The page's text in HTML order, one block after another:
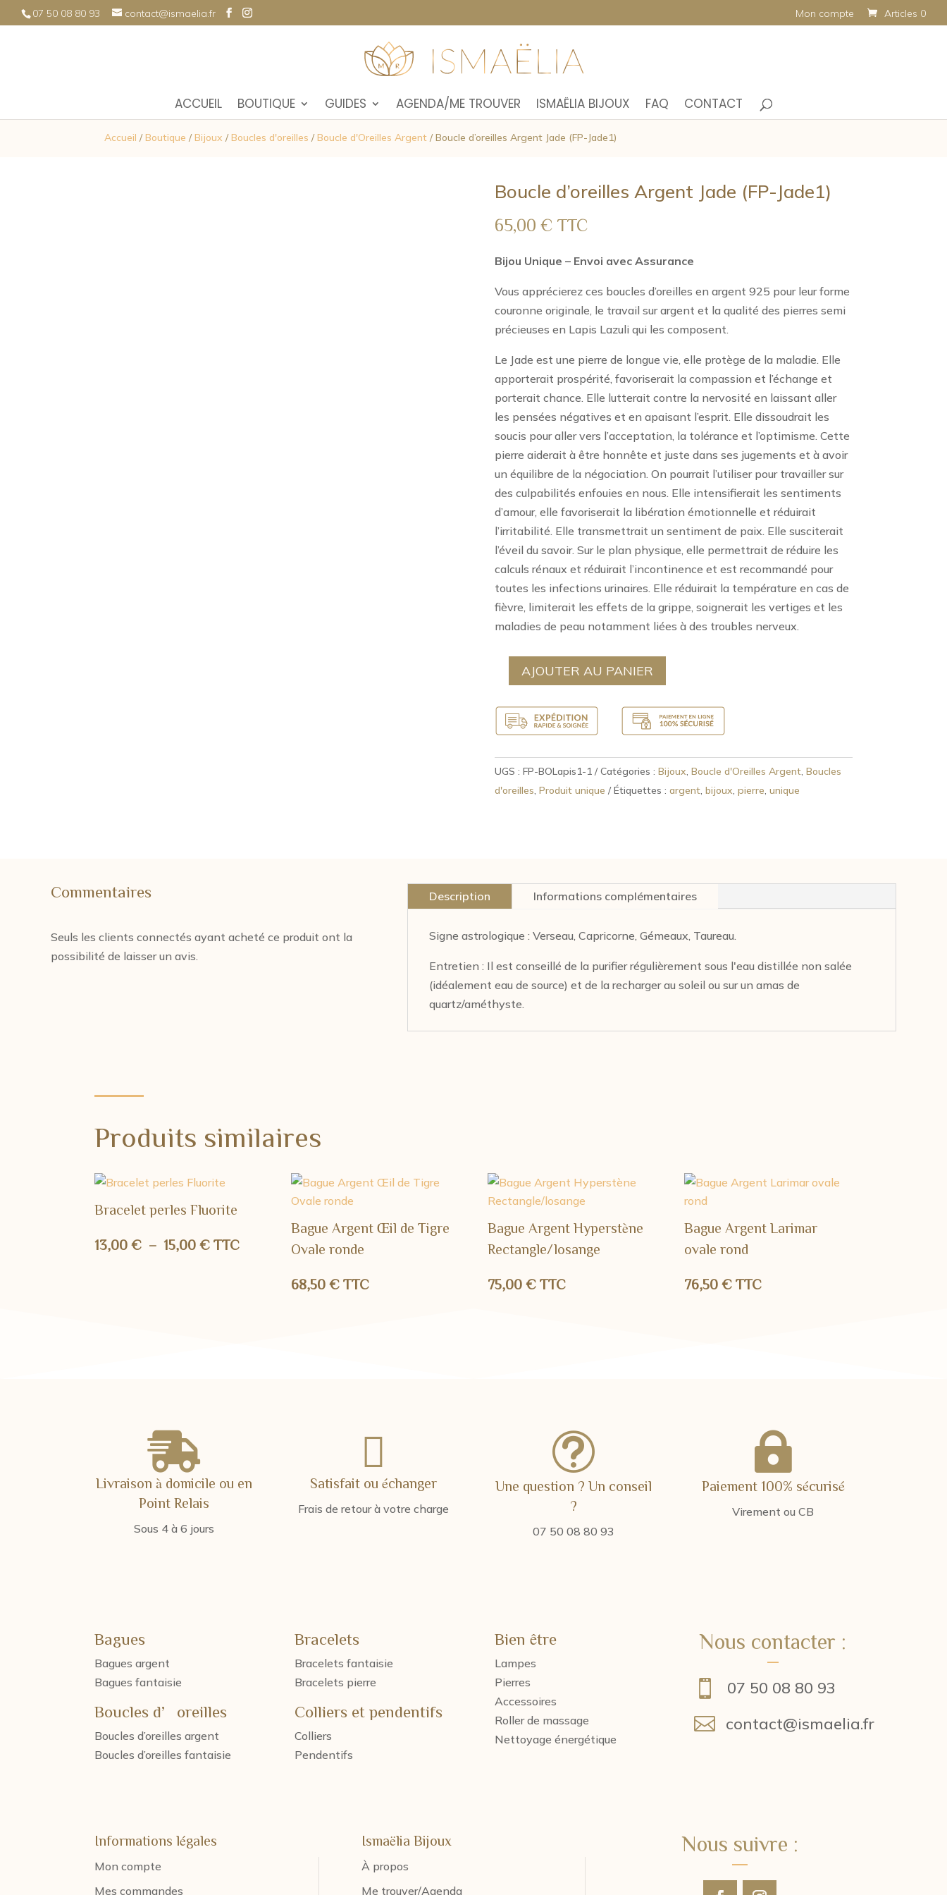
07 50 08 80 93 contact@ismaelia.fr Mon compte Articles 0
ACCUEIL BOUTIQUE GUIDES AGENDA/ME TROUVER ISMAËLIA BIJOUX FAQ CONTACT
Accueil /Boutique /Bijoux /Boucles d'oreilles /Boucle d'Oreilles Argent/ Boucle d’oreilles Argent Jade (FP-Jade1)
Boucle d’oreilles Argent Jade (FP-Jade1)
65,00 € TTC
Bijou Unique – Envoi avec Assurance
Vous apprécierez ces boucles d’oreilles en argent 925 pour leur forme
couronne originale, le travail sur argent et la qualité des pierres semi
précieuses en Lapis Lazuli qui les composent.
Le Jade est une pierre de longue vie, elle protège de la maladie. Elle
apporterait prospérité, favoriserait la compassion et l’échange et
porterait chance. Elle lutterait contre la nervosité en laissant aller
les pensées négatives et en apaisant l’esprit. Elle dissoudrait les
soucis pour aller vers l’acceptation, la tolérance et l’optimisme. Cette
pierre aiderait à être honnête et juste dans ses jugements et à avoir
un équilibre de la négociation. On pourrait l’utiliser pour travailler sur
des culpabilités enfouies en nous. Elle intensifierait les sentiments
d’amour, elle favoriserait la libération émotionnelle et réduirait
l’irritabilité. Elle transmettrait un sentiment de paix. Elle susciterait
l’éveil du savoir. Sur le plan physique, elle permettrait de réduire les
calculs rénaux et réduirait l’incontinence et est recommandé pour
toutes les infections urinaires. Elle réduirait la température en cas de
fièvre, limiterait les effets de la grippe, soignerait les vertiges et les
maladies de peau notamment liées à des troubles nerveux.
quantité
Boucle
d'oreilles
Argent
Jade
(FP-
AJOUTER AU PANIER
UGS : FP-BOLapis1-1 Catégories : Bijoux, Boucle d'Oreilles Argent, Boucles
d'oreilles, Produit unique Étiquettes : argent, bijoux, pierre, unique
Commentaires
Seuls les clients connectés ayant acheté ce produit ont la
possibilité de laisser un avis.
Description Informations complémentaires
Signe astrologique : Verseau, Capricorne, Gémeaux, Taureau.
Entretien : Il est conseillé de la purifier régulièrement sous l'eau distillée non salée
(idéalement eau de source) et de la recharger au soleil ou sur un amas de
quartz/améthyste.
Produits similaires
Bracelet perles Fluorite
13,00€ – 15,00€Plage
TTC
Bague Argent Œil de Tigre
Ovale ronde
68,50€ TTC
Bague Argent Hyperstène
Rectangle/losange
75,00€ TTC
Bague Argent Larimar
ovale rond
76,50€ TTC

Livraison à domicile ou en
Point Relais
Sous 4 à 6 jours

Satisfait ou échanger
Frais de retour à votre charge
t
Une question ? Un conseil
?
07 50 08 80 93

Paiement 100% sécurisé
Virement ou CB
Bagues
Bagues argent
Bagues fantaisie
Boucles d’oreilles
Boucles d’oreilles argent
Boucles d’oreilles fantaisie
Bracelets
Bracelets fantaisie
Bracelets pierre
Colliers et pendentifs
Colliers
Pendentifs
Bien être
Lampes
Pierres
Accessoires
Roller de massage
Nettoyage énergétique
Nous contacter :
 07 50 08 80 93
 contact@ismaelia.fr
Informations légales
Mon compte
Mes commandes
Ismaëlia Bijoux
À propos
Me trouver/Agenda
Nous suivre :